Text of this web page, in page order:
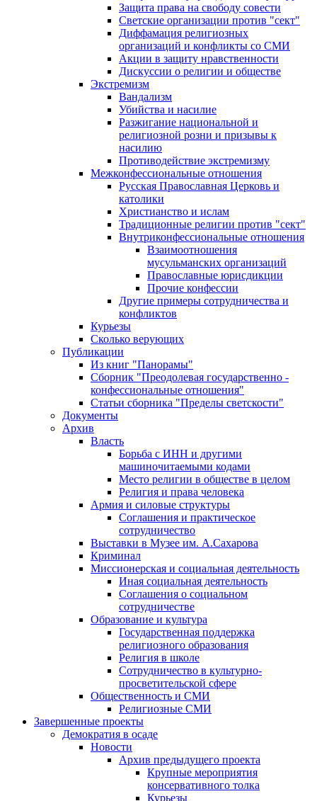
Защита права на свободу совести
Светские организации против "сект"
Диффамация религиозных
организаций и конфликты со СМИ
Акции в защиту нравственности
Дискуссии о религии и обществе
Экстремизм
Вандализм
Убийства и насилие
Разжигание национальной и
религиозной розни и призывы к
насилию
Противодействие экстремизму
Межконфессиональные отношения
Русская Православная Церковь и
католики
Христианство и ислам
Традиционные религии против "сект"
Внутриконфессиональные отношения
Взаимоотношения
мусульманских организаций
Православные юрисдикции
Прочие конфессии
Другие примеры сотрудничества и
конфликтов
Курьезы
Сколько верующих
Публикации
Из книг "Панорамы"
Сборник "Преодолевая государственно -
конфессиональные отношения"
Статьи сборника "Пределы светскости"
Документы
Архив
Власть
Борьба с ИНН и другими
машиночитаемыми кодами
Место религии в обществе в целом
Религия и права человека
Армия и силовые структуры
Соглашения и практическое
сотрудничество
Выставки в Музее им. А.Сахарова
Криминал
Миссионерская и социальная деятельность
Иная социальная деятельность
Соглашения о социальном
сотрудничестве
Образование и культура
Государственная поддержка
религиозного образования
Религия в школе
Сотрудничество в культурно-
просветительской сфере
Общественность и СМИ
Религиозные СМИ
Завершенные проекты
Демократия в осаде
Новости
Архив предыдущего проекта
Крупные мероприятия
консервативного толка
Курьезы